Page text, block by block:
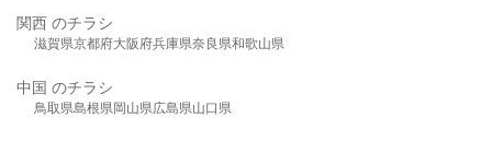
関西 のチラシ
滋賀県京都府大阪府兵庫県奈良県和歌山県
中国 のチラシ
鳥取県島根県岡山県広島県山口県